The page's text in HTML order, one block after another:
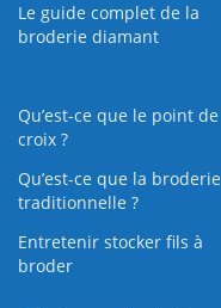
Le guide complet de la
broderie diamant
Qu’est-ce que le point de
croix ?
Qu’est-ce que la broderie
traditionnelle ?
Entretenir stocker fils à
broder